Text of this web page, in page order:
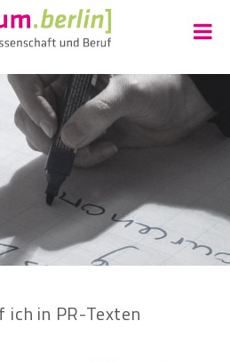
in PR-Texten